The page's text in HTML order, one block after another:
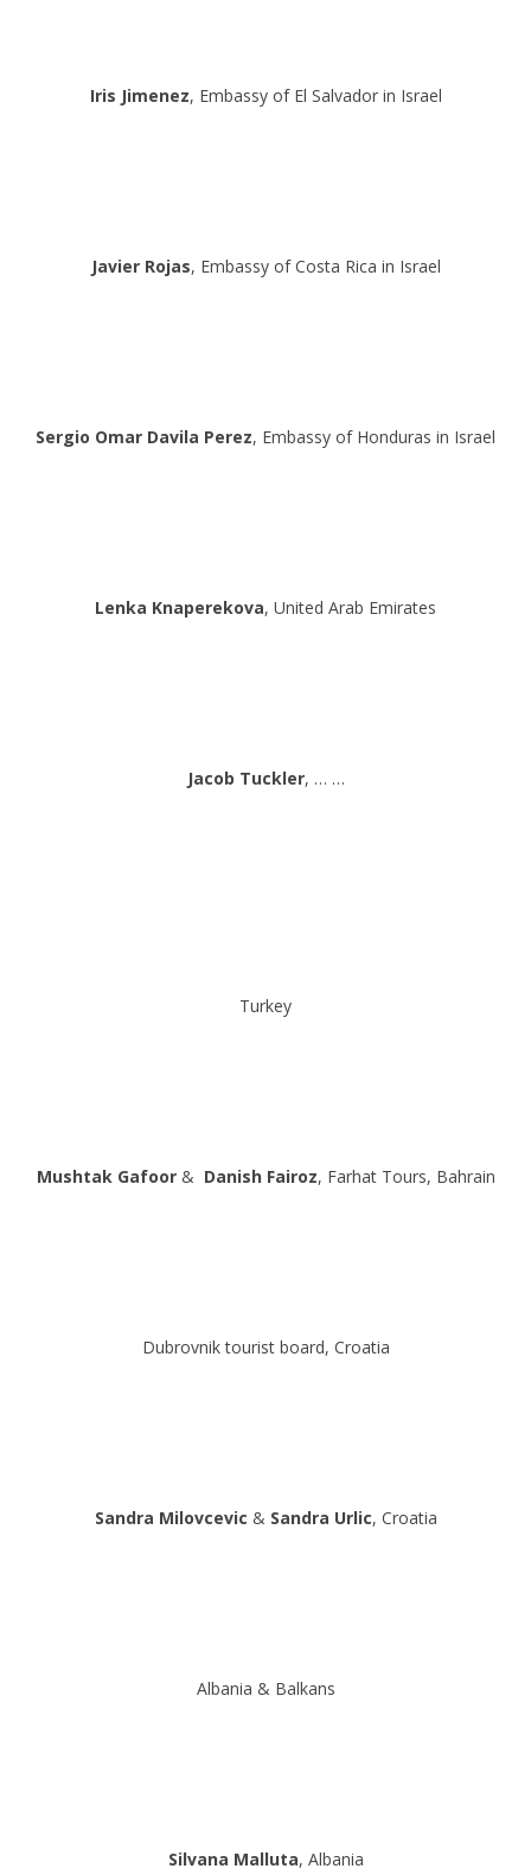
Iris Jimenez, Embassy of El Salvador in Israel
Javier Rojas, Embassy of Costa Rica in Israel
Sergio Omar Davila Perez, Embassy of Honduras in Israel
Lenka Knaperekova, United Arab Emirates
Jacob Tuckler, … …
Turkey
Mushtak Gafoor& Danish Fairoz, Farhat Tours, Bahrain
Dubrovnik tourist board, Croatia
Sandra Milovcevic & Sandra Urlic, Croatia
Albania & Balkans
Silvana Malluta, Albania